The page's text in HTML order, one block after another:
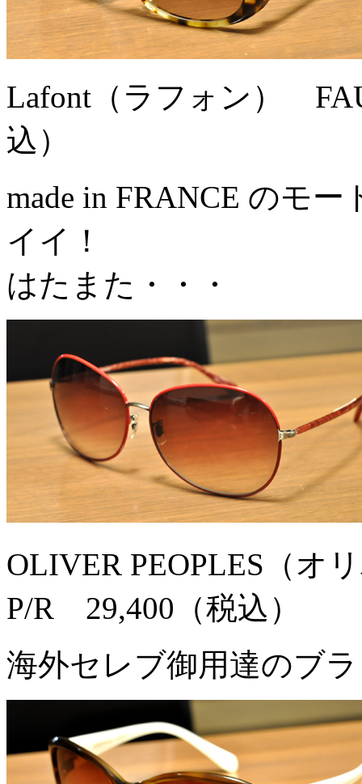
Lafont（ラフォン）
込）
made in FRANCE のモ
イイ！
はたまた・・・
OLIVER PEOPLES（オ
P/R 29,400（税込）
海外セレブ御用達のブ